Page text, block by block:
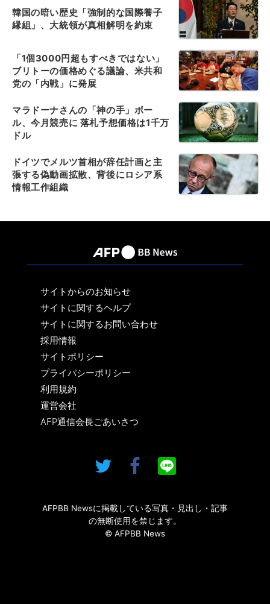
韓国の暗い歴史「強制的な国際養子
縁組」、大統領が真相解明を約束
「1個3000円超もすべきではない」
ブリトーの価格めぐる議論、米共和
党の「内戦」に発展
マラドーナさんの「神の手」ボー
ル、今月競売に 落札予想価格は1千万
ドル
ドイツでメルツ首相が辞任計画と主
張する偽動画拡散、背後にロシア系
情報工作組織
サイトからのお知らせ
サイトに関するヘルプ
サイトに関するお問い合わせ
採用情報
サイトポリシー
プライバシーポリシー
利用規約
運営会社
AFP通信会長ごあいさつ
AFPBB Newsに掲載している写真・見出し・記事
の無断使用を禁じます。
© AFPBB News